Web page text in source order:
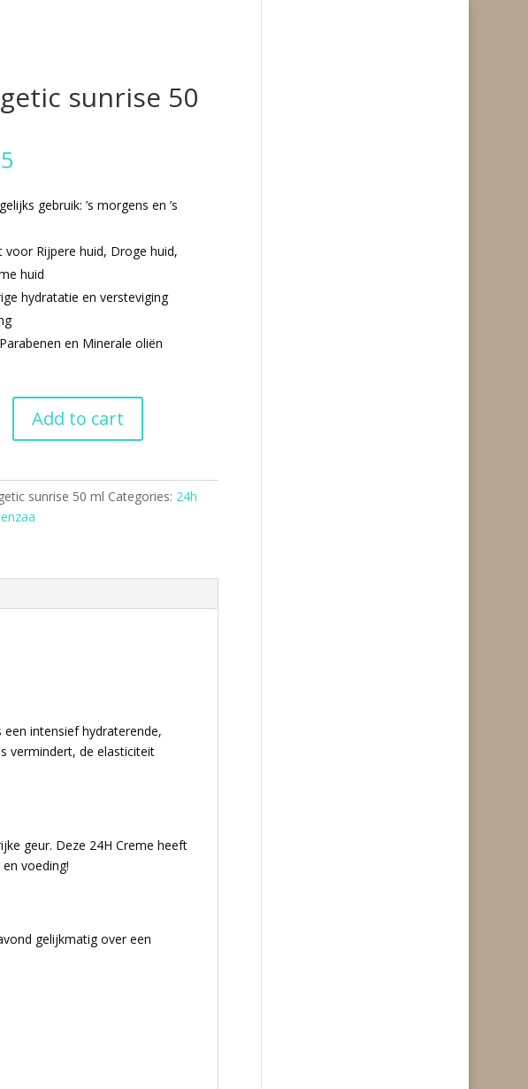
sunrise 50
gebruik: ’s morgens en ’s
voor Rijpere huid, Droge huid,
huid
hydratatie en versteviging
en Minerale oliën
Add to cart
sunrise 50 ml Categories: 24h
een intensief hydraterende,
vermindert, de elasticiteit
geur. Deze 24H Creme heeft
voeding!
gelijkmatig over een